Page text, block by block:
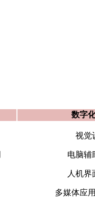
数字
视觉
电脑辅
人机界
多媒体应